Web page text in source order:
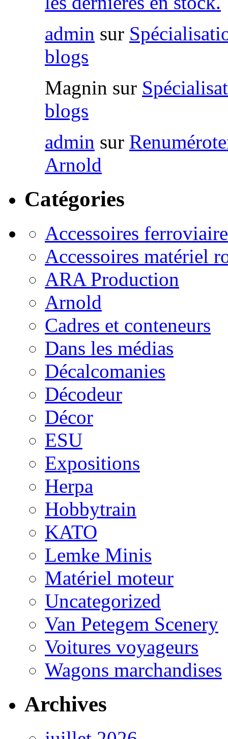
admin sur
blogs
Magnin sur
blogs
admin sur
Arnold
Catégories
Accessoires
Accessoires matériel
ARA Production
Arnold
Cadres et conteneurs
Dans les médias
Décalcomanies
Décodeur
Décor
ESU
Expositions
Herpa
Hobbytrain
KATO
Lemke Minis
Matériel moteur
Uncategorized
Van Petegem Scenery
Voitures voyageurs
Wagons marchandises
Archives